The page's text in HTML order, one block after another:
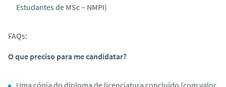
Estudantes de MSc – NMPI)
FAQs:
O que preciso para me candidatar?
Uma cópia do diploma de licenciatura concluído (com valor